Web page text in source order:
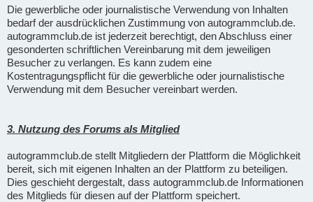
Die gewerbliche oder journalistische Verwendung von Inhalten
bedarf der ausdrücklichen Zustimmung von autogrammclub.de.
autogrammclub.de ist jederzeit berechtigt, den Abschluss einer
gesonderten schriftlichen Vereinbarung mit dem jeweiligen
Besucher zu verlangen. Es kann zudem eine
Kostentragungspflicht für die gewerbliche oder journalistische
Verwendung mit dem Besucher vereinbart werden.
3. Nutzung des Forums als Mitglied
autogrammclub.de stellt Mitgliedern der Plattform die Möglichkeit
bereit, sich mit eigenen Inhalten an der Plattform zu beteiligen.
Dies geschieht dergestalt, dass autogrammclub.de Informationen
des Mitglieds für diesen auf der Plattform speichert.